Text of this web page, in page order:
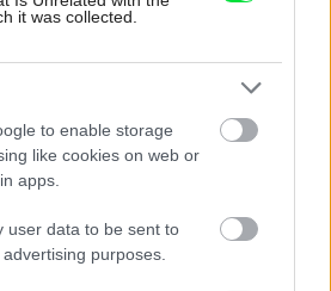
it was collected.
to enable storage
like cookies on web or
apps.
user data to be sent to
purposes.